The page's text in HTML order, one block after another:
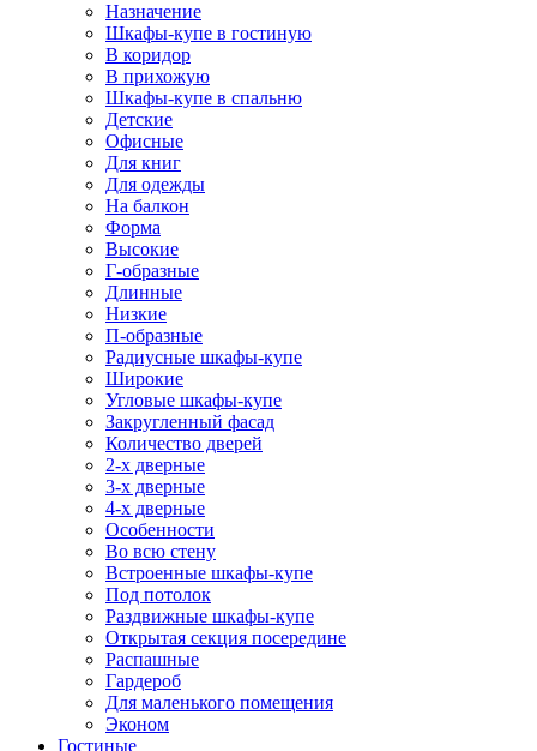
Назначение
Шкафы-купе в гостиную
В коридор
В прихожую
Шкафы-купе в спальню
Детские
Офисные
Для книг
Для одежды
На балкон
Форма
Высокие
Г-образные
Длинные
Низкие
П-образные
Радиусные шкафы-купе
Широкие
Угловые шкафы-купе
Закругленный фасад
Количество дверей
2-х дверные
3-х дверные
4-х дверные
Особенности
Во всю стену
Встроенные шкафы-купе
Под потолок
Раздвижные шкафы-купе
Открытая секция посередине
Распашные
Гардероб
Для маленького помещения
Эконом
Гостиные